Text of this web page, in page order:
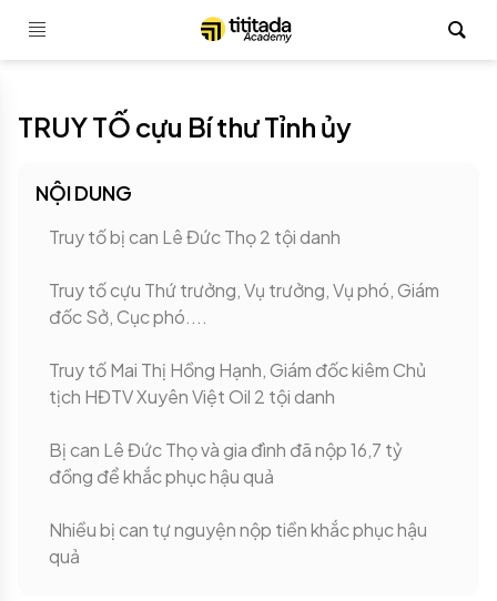
TRUY TỐ cựu Bí thư Tỉnh ủy
NỘI DUNG
Truy tố bị can Lê Đức Thọ 2 tội danh
Truy tố cựu Thứ trưởng, Vụ trưởng, Vụ phó, Giám
đốc Sở, Cục phó....
Truy tố Mai Thị Hồng Hạnh, Giám đốc kiêm Chủ
tịch HĐTV Xuyên Việt Oil 2 tội danh
Bị can Lê Đức Thọ và gia đình đã nộp 16,7 tỷ
đồng để khắc phục hậu quả
Nhiều bị can tự nguyện nộp tiền khắc phục hậu
quả